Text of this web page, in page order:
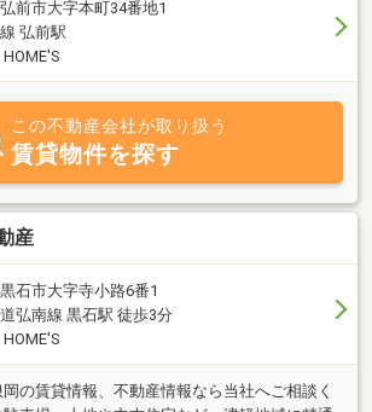
前市大字本町34番地1
弘前駅
HOME'S
この不動産会社が取り扱う
賃貸物件を探す
産
石市大字寺小路6番1
弘南線 黒石駅 徒歩3分
HOME'S
の賃貸情報、不動産情報なら当社へご相談く